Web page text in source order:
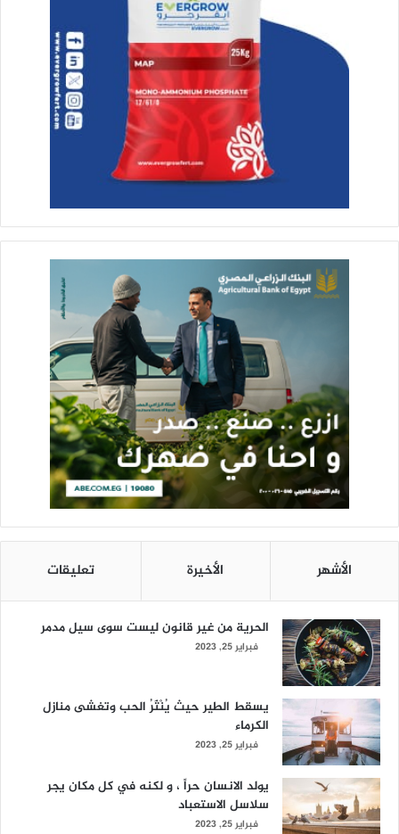
الأشهر الأخيرة تعليقات
الحرية من غير قانون ليست سوى سيل مدمر
فبراير 25, 2023
يسقط الطير حيث يُنْثَرُ الحب وتغشى منازل
الكرماء
فبراير 25, 2023
يولد الانسان حراً ، و لكنه في كل مكان يجر
سلاسل الاستعباد
فبراير 25, 2023